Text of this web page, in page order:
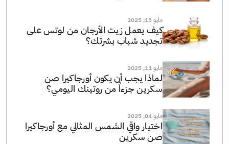
مايو 15, 2025
كيف يعمل زيت الأرجان من لوتس على
تجديد شباب بشرتك؟
مايو 11, 2025
لماذا يجب أن يكون أورجاكيرا صن
سكرين جزءاً من روتينك اليومي؟
مايو 04, 2025
اختيار واقي الشمس المثالي مع أورجاكيرا
صن سكرين